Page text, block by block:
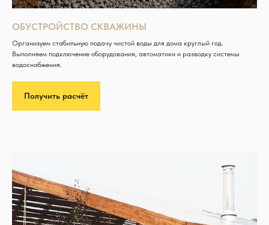
ОБУСТРОЙСТВО СКВАЖИНЫ
Организуем стабильную подачу чистой воды для дома круглый год.
Выполняем подключение оборудования, автоматики и разводку системы
водоснабжения.
Получить расчёт